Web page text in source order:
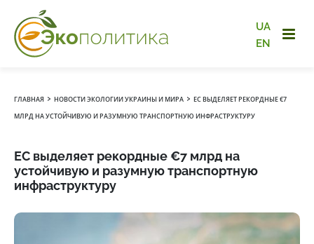
UA
EN
ГЛАВНАЯ › НОВОСТИ ЭКОЛОГИИ УКРАИНЫ И МИРА › ЕС ВЫДЕЛЯЕТ РЕКОРДНЫЕ €7
МЛРД НА УСТОЙЧИВУЮ И РАЗУМНУЮ ТРАНСПОРТНУЮ ИНФРАСТРУКТУРУ
ЕС выделяет рекордные €7 млрд на
устойчивую и разумную транспортную
инфраструктуру